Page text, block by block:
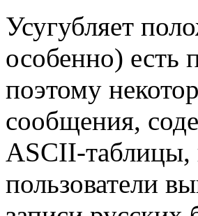
Усугубляет
особенно) есть
поэтому
сообщения,
ASCII-
пользователи